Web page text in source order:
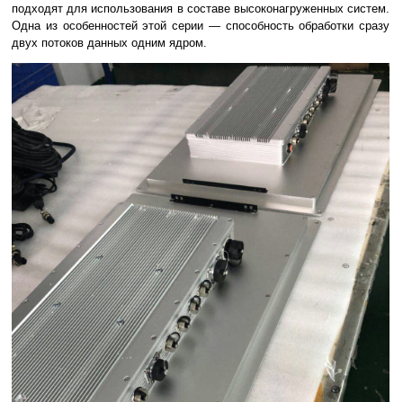
подходят для использования в составе высоконагруженных систем.
Одна из особенностей этой серии — способность обработки сразу
двух потоков данных одним ядром.